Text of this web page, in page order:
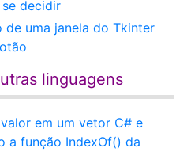
decidir
uma janela do Tkinter
linguagens
em um vetor C# e
a função IndexOf() da